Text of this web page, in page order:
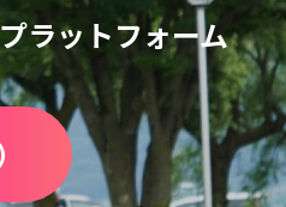
ラットフォーム